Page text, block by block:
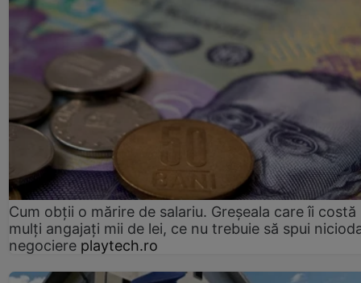
Cum obții o mărire de salariu. Greșeala care îi costă
mulți angajați mii de lei, ce nu trebuie să spui
negociere playtech.ro